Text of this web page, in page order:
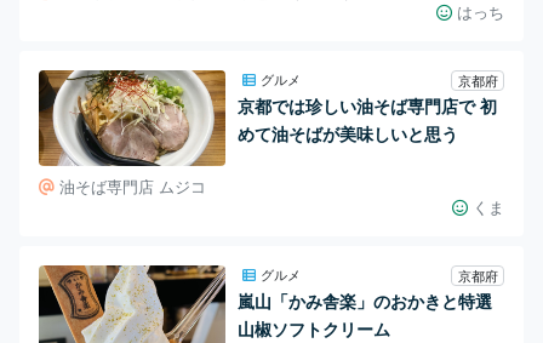
はっち
グルメ 京都府
京都では珍しい油そば専門店で 初
めて油そばが美味しいと思う
油そば専門店 ムジコ
くま
グルメ 京都府
嵐山「かみ舎楽」のおかきと特選
山椒ソフトクリーム